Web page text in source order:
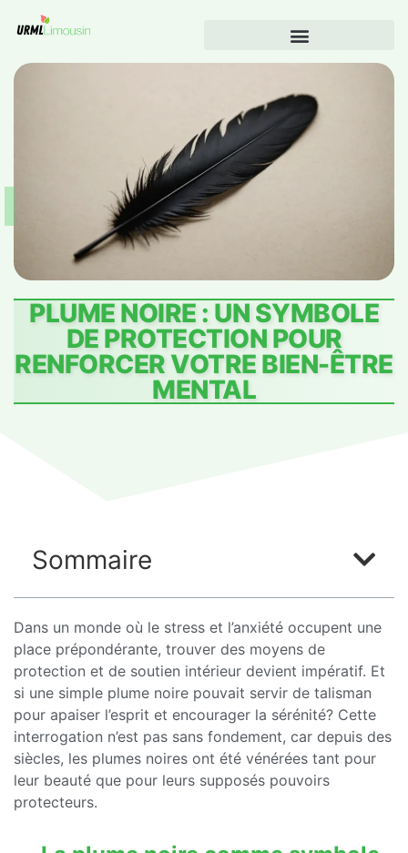
PLUME NOIRE : UN SYMBOLE
DE PROTECTION POUR
RENFORCER VOTRE BIEN-ÊTRE
MENTAL
Sommaire
Dans un monde où le stress et l’anxiété occupent une
place prépondérante, trouver des moyens de
protection et de soutien intérieur devient impératif. Et
si une simple plume noire pouvait servir de talisman
pour apaiser l’esprit et encourager la sérénité? Cette
interrogation n’est pas sans fondement, car depuis des
siècles, les plumes noires ont été vénérées tant pour
leur beauté que pour leurs supposés pouvoirs
protecteurs.